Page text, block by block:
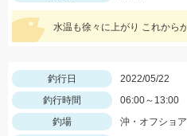
釣行日
2022/05/22
釣行時間
06:00～13:00
釣場
沖・オフショア